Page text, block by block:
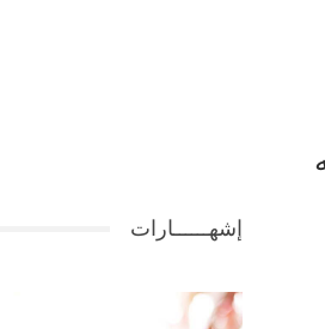
إشهــــــارات